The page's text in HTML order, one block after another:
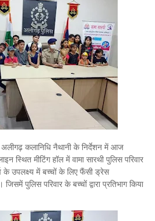
कलानिधि नैथानी के निर्देशन में आज
स्थित मीटिंग हॉल में वामा सारथी पुलिस परिवार
के उपलक्ष्य में बच्चों के लिए फैंसी ड्रेस
पुलिस परिवार के बच्चों द्वारा प्रतिभाग किया